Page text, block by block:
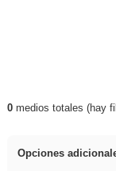
Resultados
0medios totales (hay
Opciones